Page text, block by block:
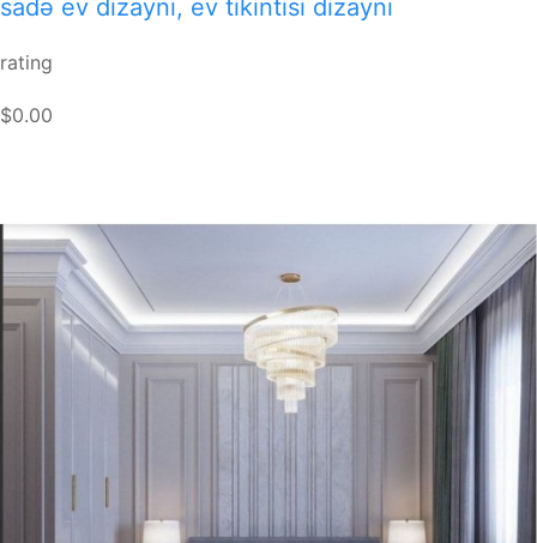
sadə ev dizaynı, ev tikintisi dizaynı
rating
$0.00